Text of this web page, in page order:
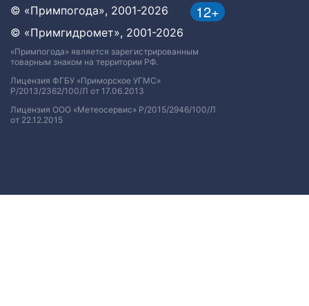
12+
© «Примпогода», 2001-2026
© «Примгидромет», 2001-2026
«Примпогода» является зарегистрированным
товарным знаком на территории РФ.
Лицензия ФГБУ «Приморское УГМС»
Р/2013/2362/100/Л от 17.06.2013
Лицензия ООО «Метеосервис» Р/2015/2946/100/Л
от 22.12.2015